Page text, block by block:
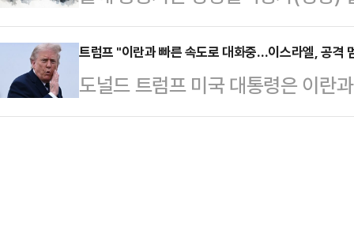
할…
의 적극적인 모습에, 추 후보도 이
다.6·3 지방선거 본투표를 이틀 앞
퇴근길까지 대구 동서를 가로지르
재난관리 배점 강화와 인공지능
이목이 쏠린다.재정경제부는 이달
공공기관 경평 결과를 확정할 예정
관 57개 등 총 88개 기관이다. 결과
트럼프 "이란과 빠른 속도로 대화중…이스라엘, 공격
도널드 트럼프 미국 대통령은 이란
스라엘이 곧 헤즈볼라(레바논 친이